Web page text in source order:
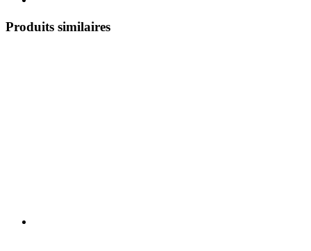
Produits similaires